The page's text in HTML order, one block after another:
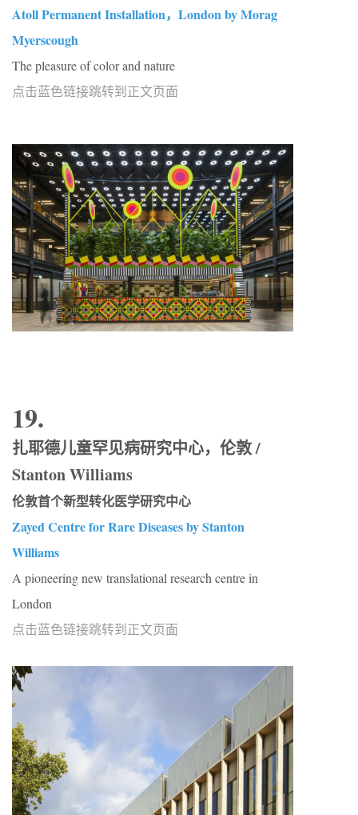
Atoll Permanent Installation，London by Morag
Myerscough
The pleasure of color and nature
点击蓝色链接跳转到正文页面
19.
扎耶德儿童罕见病研究中心，伦敦 /
Stanton Williams
伦敦首个新型转化医学研究中心
Zayed Centre for Rare Diseases by Stanton
Williams
A pioneering new translational research centre in
London
点击蓝色链接跳转到正文页面